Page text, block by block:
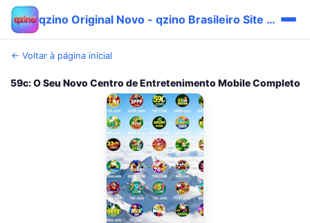
qzino Original Novo - qzino Brasileiro Site Fácil 🔥
← Voltar à página inicial
59c: O Seu Novo Centro de Entretenimento Mobile Completo